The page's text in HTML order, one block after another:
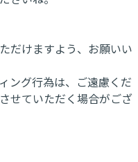
だけますよう、お願いい
ング行為は、ご遠慮くだ
せていただく場合がござ